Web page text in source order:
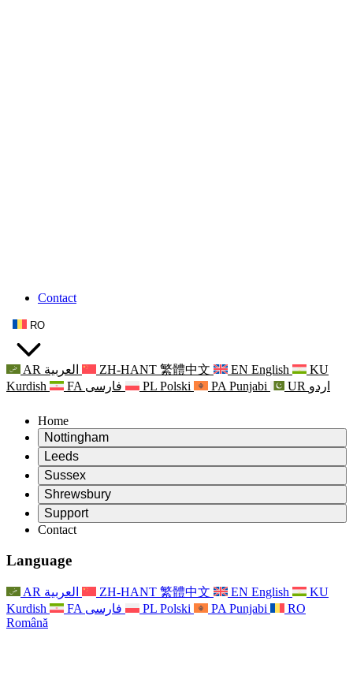
Contact
RO
AR العربية ZH-HANT 繁體中文 EN English
KU
Kurdish
FA فارسی PL Polski PA Punjabi UR اردو
Home
Nottingham
Review
Președintele revizuirii
Echipa independentă de evaluare
Termeni de referință
Raportul final al evaluării independente
Întrebări frecvente
Procesul de feedback al familiei
Buletine informative
Renunțare
Evenimente
Leeds
Review
Președintele revizuirii
Echipa independentă de evaluare
Termeni de referință
Contact
Sprijin psihologic pentru familii
Actualizări pentru familii
Evenimente
For Staff
Sprijin pentru personal
Vocile personalului
Sussex
Review
Președintele revizuirii
Echipa independentă de evaluare
Termeni de referință
For Families
Actualizări pentru familii
Evenimente
For Staff
Shrewsbury
Review
Termeni de referință pentru revizuirea maternității
Raportul final al evaluării independente
Primul raport al evaluării independente
For Families
Actualizări
Support
Leeds
Nottingham
Serviciul de asistență psihologică familială
Sprijin în caz de criză în domeniul sănătății mintale
Servicii regionale Nottingham
National
Sepsis Charities
Contact
Language
AR العربية ZH-HANT 繁體中文 EN English
KU
Kurdish
FA فارسی PL Polski PA Punjabi
RO
Română